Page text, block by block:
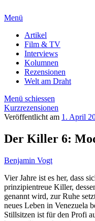
Menü
Artikel
Film & TV
Interviews
Kolumnen
Rezensionen
Welt am Draht
Menü schiessen
Kurzrezensionen
Veröffentlicht am 1. April
Der Killer 6:
Benjamin Vogt
Vier Jahre ist es her, dass
prinzipientreue Killer,
genannt wird, zur Ruhe
neues Leben in Venezuela
Stillsitzen ist für den Profi